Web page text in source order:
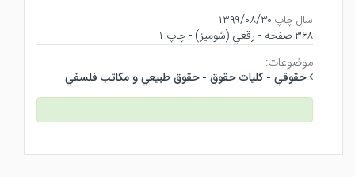
سال چاپ:۱۳۹۹/۰۸/۳۰
۳۶۸ صفحه - رقعي (شوميز) - چاپ ۱
موضوعات:
حقوقي - كليات حقوق - حقوق طبيعي و مكاتب فلسفي